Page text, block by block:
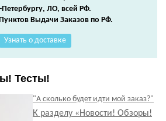
Петербургу, ЛО, всей РФ.
Выдачи Заказов по РФ.
Узнать о доставке
Тесты!
"А сколько будет идти мой заказ?"
К разделу «Новости! Обзоры!